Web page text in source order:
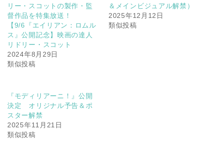
リー・スコットの製作・監
督作品を特集放送！
【9/6『エイリアン：ロムル
ス』公開記念】映画の達人
リドリー・スコット
2024年8月29日
類似投稿
＆メインビジュアル解禁）
2025年12月12日
類似投稿
『モディリアーニ！』公開
決定 オリジナル予告＆ポ
スター解禁
2025年11月21日
類似投稿